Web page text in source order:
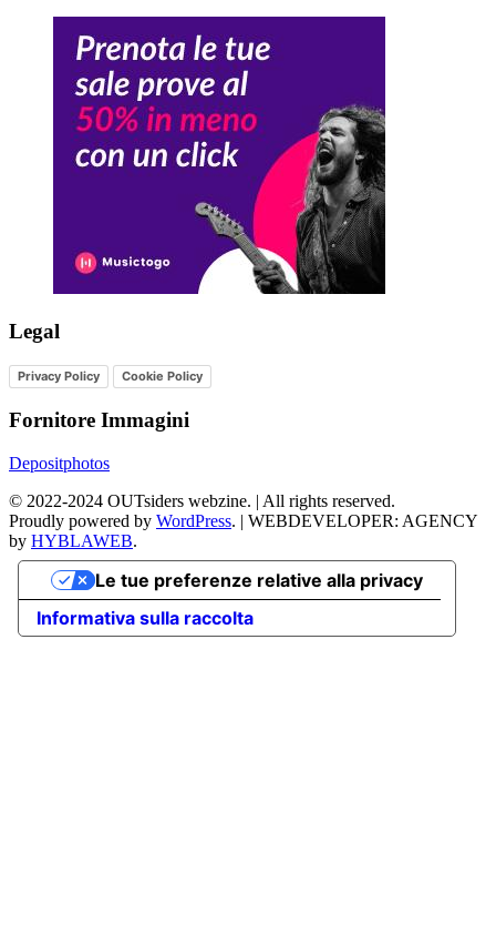
Legal
Privacy Policy Cookie Policy
Fornitore Immagini
Depositphotos
© 2022-2024 OUTsiders webzine. | All rights reserved.
Proudly powered by WordPress. | WEBDEVELOPER: AGENCY
by HYBLAWEB.
Informativa sulla raccolta
Le tue preferenze relative alla privacy